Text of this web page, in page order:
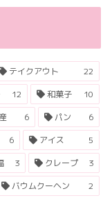
テイクアウト
22
12 和菓子
10
6 パン
6
6 アイス
5
3 クレープ
3
バウムクーヘン
2